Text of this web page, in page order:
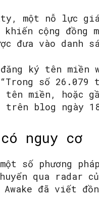
một nỗ lực
khiến cộng
đưa vào danh
ký tên miền
số
tên miền, hoặc
trên blog ngày
nguy cơ
số phương
qua radar
đã viết